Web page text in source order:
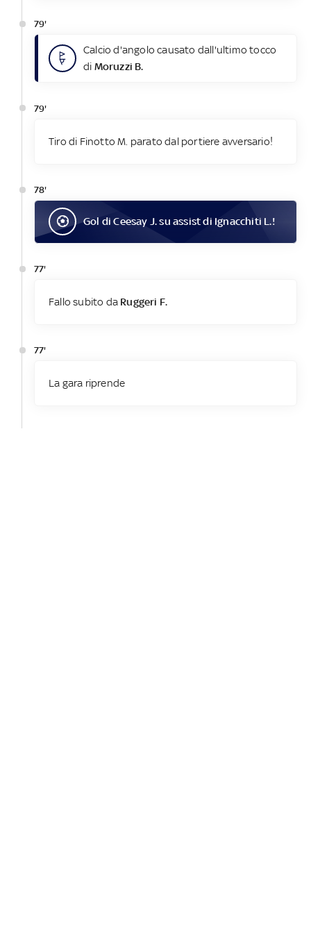
79'
Calcio d'angolo causato dall'ultimo tocco
di Moruzzi B.
79'
Tiro di Finotto M. parato dal portiere avversario!
78'
Gol diCeesay J.su assist di Ignacchiti L.!
77'
Fallo subito da Ruggeri F.
77'
La gara riprende